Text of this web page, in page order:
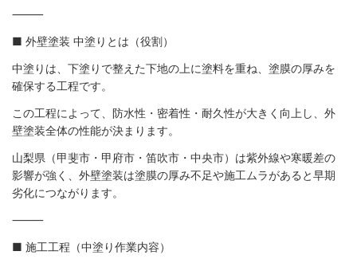
⸻
■ 外壁塗装 中塗りとは（役割）
中塗りは、下塗りで整えた下地の上に塗料を重ね、塗膜の厚みを
確保する工程です。
この工程によって、防水性・密着性・耐久性が大きく向上し、外
壁塗装全体の性能が決まります。
山梨県（甲斐市・甲府市・笛吹市・中央市）は紫外線や寒暖差の
影響が強く、外壁塗装は塗膜の厚み不足や施工ムラがあると早期
劣化につながります。
⸻
■ 施工工程（中塗り作業内容）